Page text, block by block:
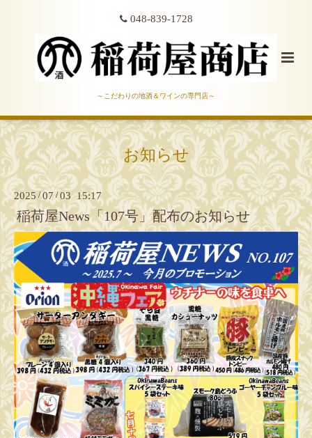
048-839-1728
～こだわりの地酒＆ワインの専門店～
お知らせ
2025 /07/03 15:17
稲荷屋News「107号」配布のお知らせ